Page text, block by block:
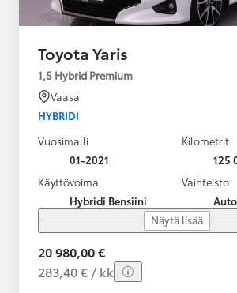
Toyota Yaris
1,5 Hybrid Premium
Vaasa
HYBRIDI
Vuosimalli
01-2021
Kilometrit
125
Käyttövoima
Hybridi Bensiini
Vaihteisto
Näytä lisää
20 980,00 €
283,40 € / kk